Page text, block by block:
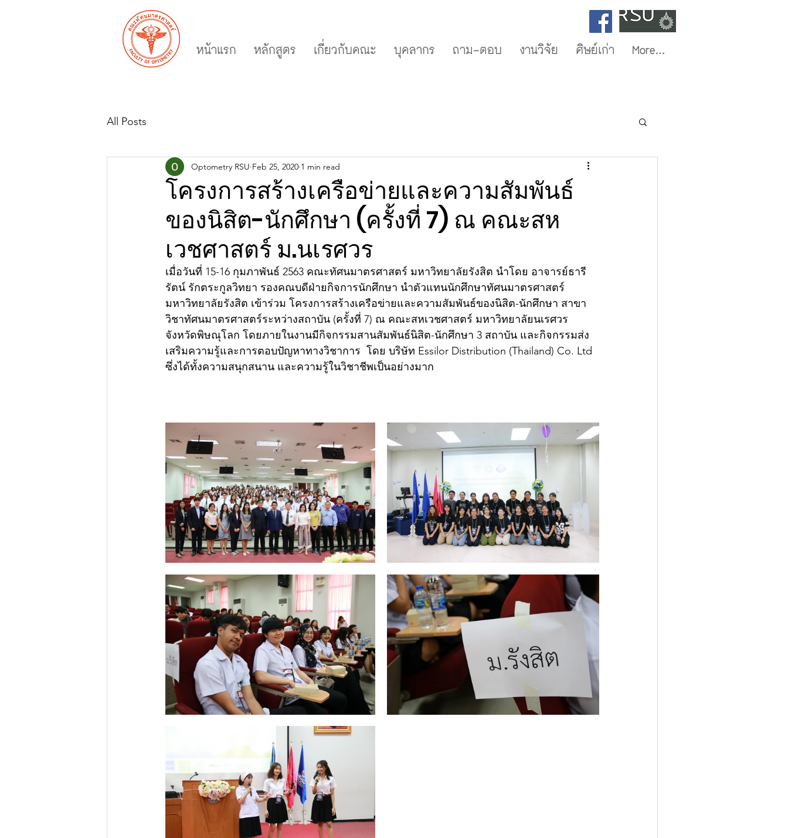
หน้าแรก หลักสูตร เกี่ยวกับคณะ บุคลากร ถาม-ตอบ งานวิจัย ศิษย์เก่า More...
All Posts
โครงการสร้างเครือข่ายและความสัมพันธ์
ของนิสิต-นักศึกษา (ครั้งที่ 7) ณ คณะสห
เวชศาสตร์ ม.นเรศวร
Optometry RSU Feb 25, 2020 1 min read
เมื่อวันที่ 15-16 กุมภาพันธ์ 2563 คณะทัศนมาตรศาสตร์ มหาวิทยาลัยรังสิต นำโดย อาจารย์ธารี
รัตน์ รักตระกูลวิทยา รองคณบดีฝ่ายกิจการนักศึกษา นำตัวแทนนักศึกษาทัศนมาตรศาสตร์
มหาวิทยาลัยรังสิต เข้าร่วม โครงการสร้างเครือข่ายและความสัมพันธ์ของนิสิต-นักศึกษา สาขา
วิชาทัศนมาตรศาสตร์ระหว่างสถาบัน (ครั้งที่ 7) ณ คณะสหเวชศาสตร์ มหาวิทยาลัยนเรศวร
จังหวัดพิษณุโลก โดยภายในงานมีกิจกรรมสานสัมพันธ์นิสิต-นักศึกษา 3 สถาบัน และกิจกรรมส่ง
เสริมความรู้และการตอบปัญหาทางวิชาการ  โดย บริษัท Essilor Distribution (Thailand) Co. Ltd
ซึ่งได้ทั้งความสนุกสนาน และความรู้ในวิชาชีพเป็นอย่างมาก